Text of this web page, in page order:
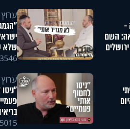
-
השם
שלא
3546 צפיות
5015 צפיות